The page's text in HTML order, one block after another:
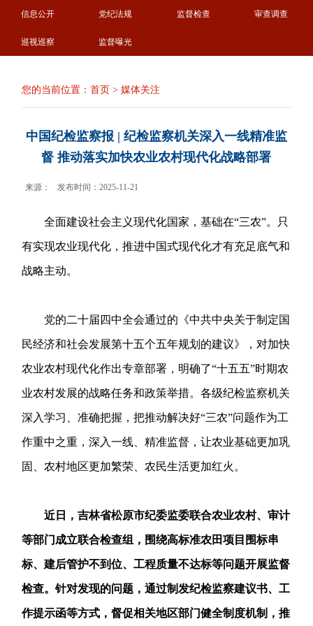
信息公开 党纪法规 监督检查 审查调查
巡视巡察 监督曝光
您的当前位置：首页 >媒体关注
中国纪检监察报 | 纪检监察机关深入一线精准监
督 推动落实加快农业农村现代化战略部署
来源： 发布时间：2025-11-21
全面建设社会主义现代化国家，基础在“三农”。只
有实现农业现代化，推进中国式现代化才有充足底气和
战略主动。
党的二十届四中全会通过的《中共中央关于制定国
民经济和社会发展第十五个五年规划的建议》，对加快
农业农村现代化作出专章部署，明确了“十五五”时期农
业农村发展的战略任务和政策举措。各级纪检监察机关
深入学习、准确把握，把推动解决好“三农”问题作为工
作重中之重，深入一线、精准监督，让农业基础更加巩
固、农村地区更加繁荣、农民生活更加红火。
近日，吉林省松原市纪委监委联合农业农村、审计
等部门成立联合检查组，围绕高标准农田项目围标串
标、建后管护不到位、工程质量不达标等问题开展监督
检查。针对发现的问题，通过制发纪检监察建议书、工
作提示函等方式，督促相关地区部门健全制度机制，推